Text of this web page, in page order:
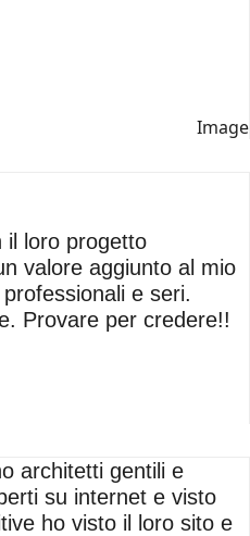
il loro progetto
valore aggiunto al mio
e seri.
Provare per credere!!
architetti gentili e
su internet e visto
ho visto il loro sito e